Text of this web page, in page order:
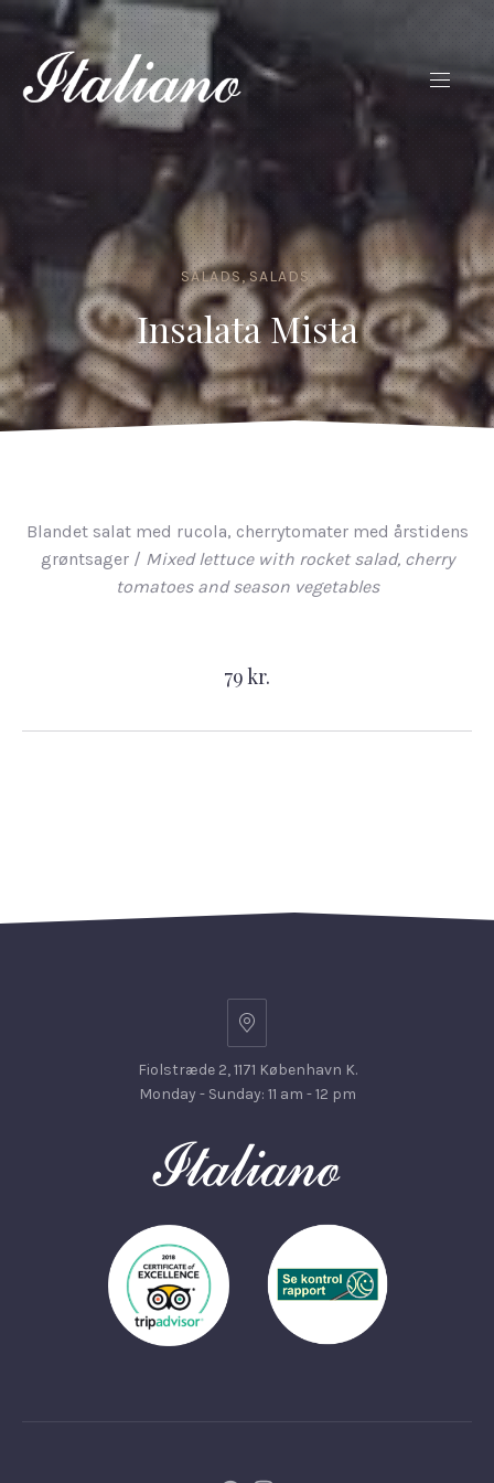
SALADS, SALADS
Insalata Mista
Blandet salat med rucola, cherrytomater med årstidens
grøntsager / Mixed lettuce with rocket salad, cherry
tomatoes and season vegetables
79 kr.
Fiolstræde 2, 1171 København K.
Monday - Sunday: 11 am - 12 pm